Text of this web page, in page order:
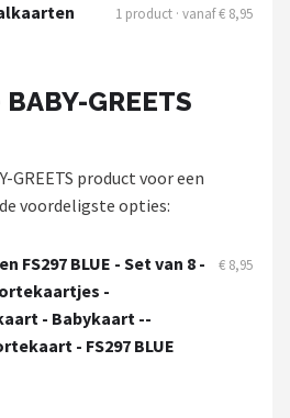
1 product · vanaf € 8,95
GREETS
GREETS product voor een
voordeligste opties:
BLUE - Set van 8 -
-
- Babykaart --
- FS297 BLUE
€ 8,95